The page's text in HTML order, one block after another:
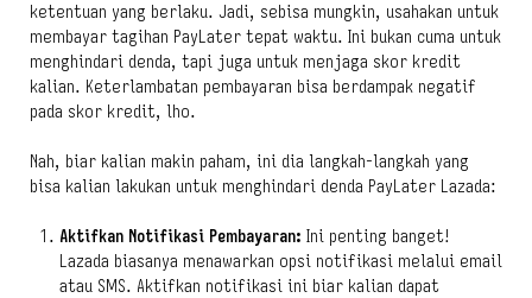
ketentuan yang berlaku. Jadi, sebisa mungkin, usahakan untuk
membayar tagihan PayLater tepat waktu. Ini bukan cuma untuk
menghindari denda, tapi juga untuk menjaga skor kredit
kalian. Keterlambatan pembayaran bisa berdampak negatif
pada skor kredit, lho.
Nah, biar kalian makin paham, ini dia langkah-langkah yang
bisa kalian lakukan untuk menghindari denda PayLater Lazada:
Aktifkan Notifikasi Pembayaran: Ini penting banget!
Lazada biasanya menawarkan opsi notifikasi melalui email
atau SMS. Aktifkan notifikasi ini biar kalian dapat